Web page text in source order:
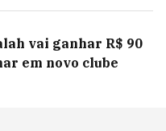
vai ganhar R$ 90
em novo clube